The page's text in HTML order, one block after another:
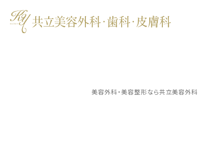
美容外科・美容整形なら共立美容外科